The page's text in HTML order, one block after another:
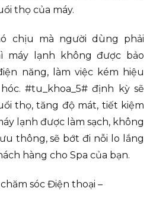
thọ của máy.
chịu mà người dùng phải
lạnh không được bảo
năng, làm việc kém hiệu
#tu_khoa_5# định kỳ sẽ
thọ, tăng độ mát, tiết kiệm
lạnh được làm sạch, không
thông, sẽ bớt đi nỗi lo lắng
hàng cho Spa của bạn.
sóc Điện thoại –